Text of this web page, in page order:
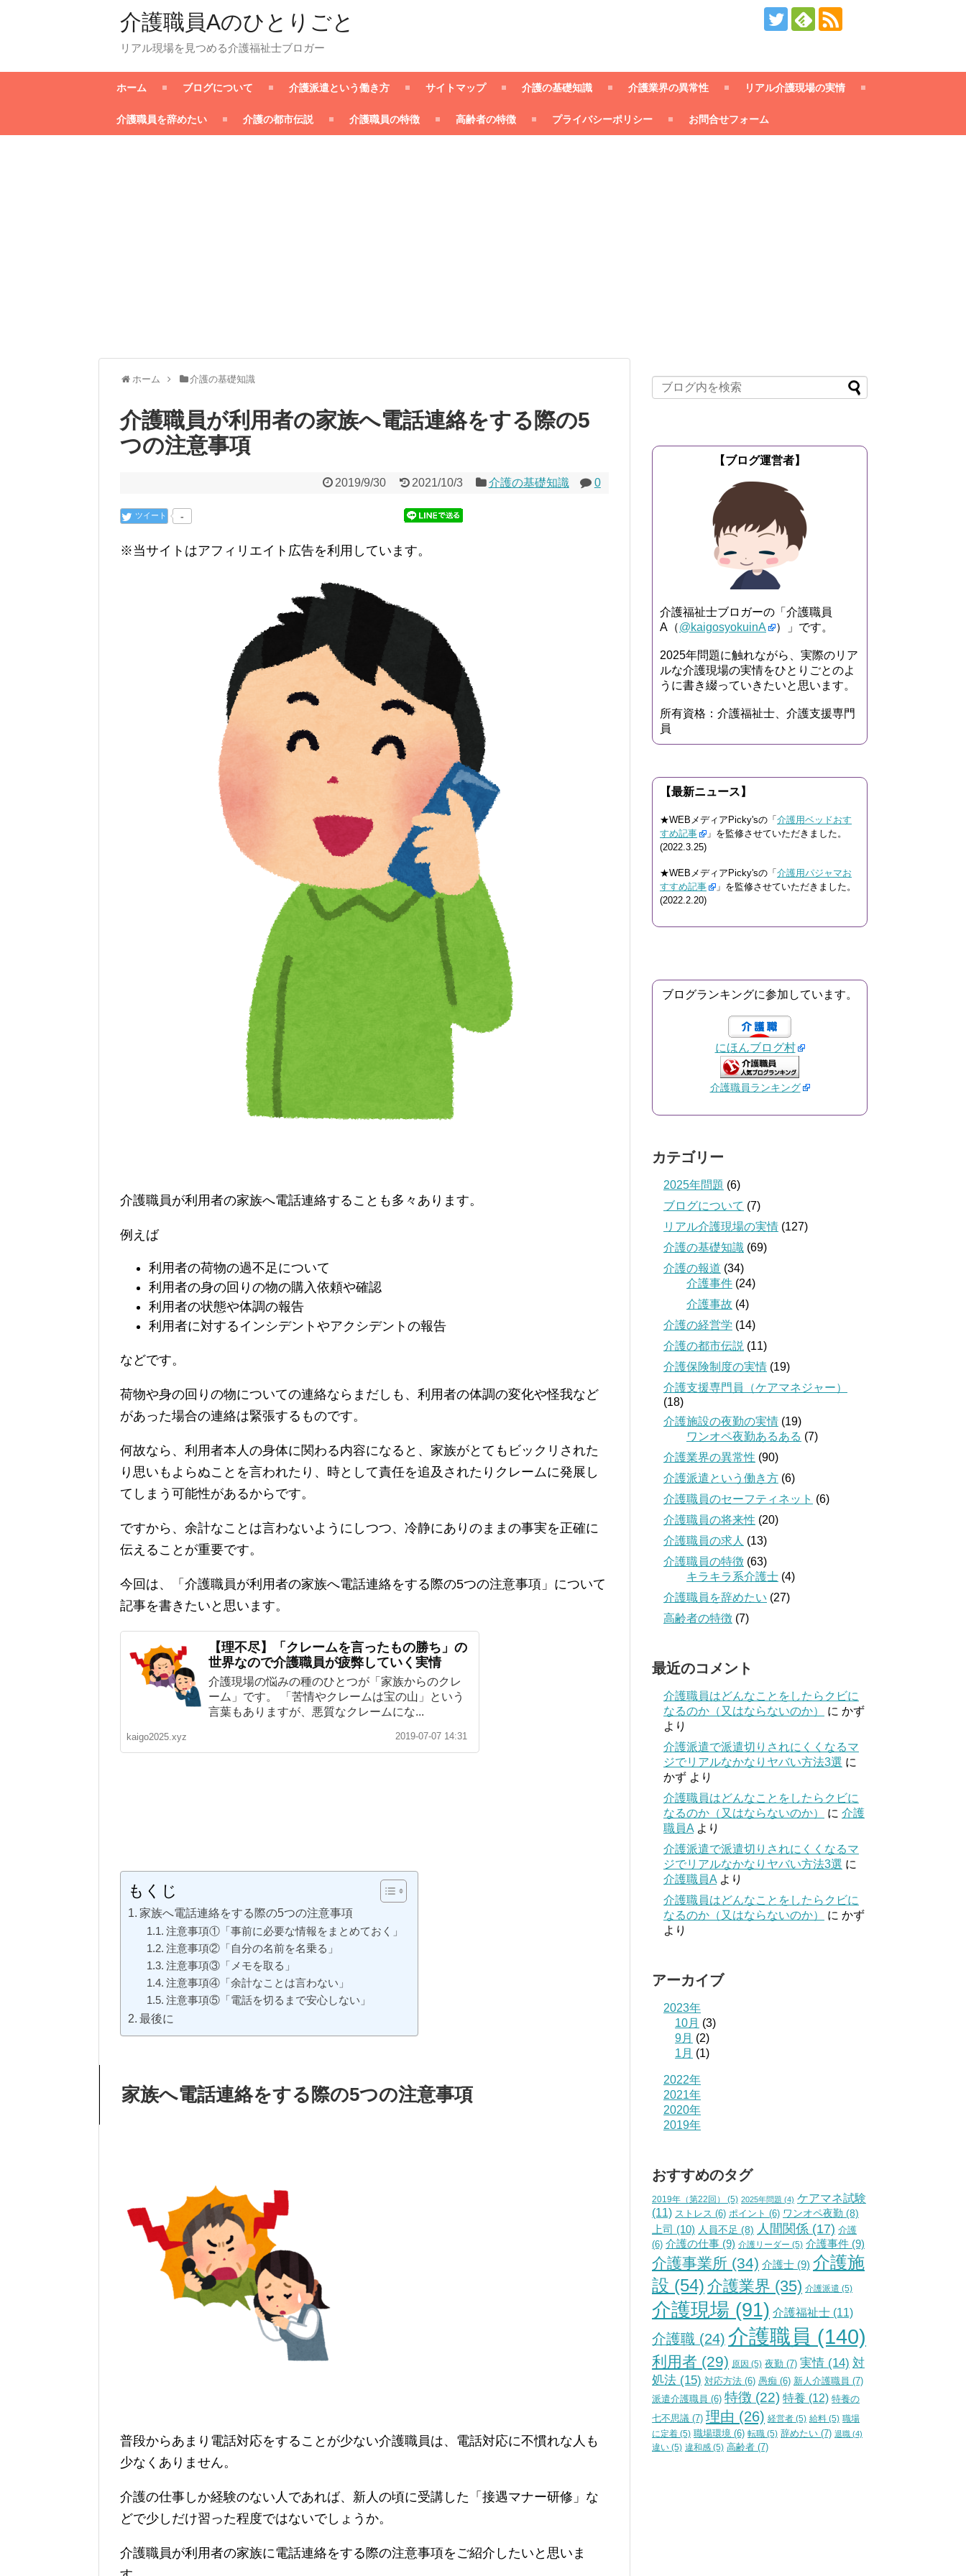
介護職員Aのひとりごと
リアル現場を見つめる介護福祉士ブロガー
ホーム ブログについて 介護派遣という働き方 サイトマップ 介護の基礎知識 介護業界の異常性 リアル介護現場の実情
介護職員を辞めたい 介護の都市伝説 介護職員の特徴 高齢者の特徴 プライバシーポリシー お問合せフォーム
ホーム 介護の基礎知識
介護職員が利用者の家族へ電話連絡をする際の5
つの注意事項
2019/9/30 2021/10/3 介護の基礎知識 0
-
ツイート
※当サイトはアフィリエイト広告を利用しています。
介護職員が利用者の家族へ電話連絡することも多々あります。
例えば
利用者の荷物の過不足について
利用者の身の回りの物の購入依頼や確認
利用者の状態や体調の報告
利用者に対するインシデントやアクシデントの報告
などです。
荷物や身の回りの物についての連絡ならまだしも、利用者の体調の変化や怪我など
があった場合の連絡は緊張するものです。
何故なら、利用者本人の身体に関わる内容になると、家族がとてもビックリされた
り思いもよらぬことを言われたり、時として責任を追及されたりクレームに発展し
てしまう可能性があるからです。
ですから、余計なことは言わないようにしつつ、冷静にありのままの事実を正確に
伝えることが重要です。
今回は、「介護職員が利用者の家族へ電話連絡をする際の5つの注意事項」について
記事を書きたいと思います。
【理不尽】「クレームを言ったもの勝ち」の
世界なので介護職員が疲弊していく実情
介護現場の悩みの種のひとつが「家族からのクレ
ーム」です。 「苦情やクレームは宝の山」という
言葉もありますが、悪質なクレームにな...
kaigo2025.xyz 2019-07-07 14:31
もくじ
家族へ電話連絡をする際の5つの注意事項
注意事項①「事前に必要な情報をまとめておく」
注意事項②「自分の名前を名乗る」
注意事項③「メモを取る」
注意事項④「余計なことは言わない」
注意事項⑤「電話を切るまで安心しない」
最後に
家族へ電話連絡をする際の5つの注意事項
普段からあまり電話対応をすることが少ない介護職員は、電話対応に不慣れな人も
少なくありません。
介護の仕事しか経験のない人であれば、新人の頃に受講した「接遇マナー研修」な
どで少しだけ習った程度ではないでしょうか。
介護職員が利用者の家族に電話連絡をする際の注意事項をご紹介したいと思いま
【ブログ運営者】
介護福祉士ブロガーの「介護職員
A（@kaigosyokuinA ）」です。
2025年問題に触れながら、実際のリア
ルな介護現場の実情をひとりごとのよ
うに書き綴っていきたいと思います。
所有資格：介護福祉士、介護支援専門
員
【最新ニュース】
★WEBメディアPicky'sの「 介護用ベッドおす
すめ記事
」を監修させていただきました。
(2022.3.25)
★WEBメディアPicky'sの「 介護用パジャマお
すすめ記事
」を監修させていただきました。
(2022.2.20)
ブログランキングに参加しています。
にほんブログ村
介護職員ランキング
カテゴリー
2025年問題 (6)
ブログについて (7)
リアル介護現場の実情 (127)
介護の基礎知識 (69)
介護の報道 (34)
介護事件 (24)
介護事故 (4)
介護の経営学 (14)
介護の都市伝説 (11)
介護保険制度の実情 (19)
介護支援専門員（ケアマネジャー）
(18)
介護施設の夜勤の実情 (19)
ワンオペ夜勤あるある (7)
介護業界の異常性 (90)
介護派遣という働き方 (6)
介護職員のセーフティネット (6)
介護職員の将来性 (20)
介護職員の求人 (13)
介護職員の特徴 (63)
キラキラ系介護士 (4)
介護職員を辞めたい (27)
高齢者の特徴 (7)
最近のコメント
介護職員はどんなことをしたらクビに
なるのか（又はならないのか）
に かず
より
介護派遣で派遣切りされにくくなるマ
ジでリアルなかなりヤバい方法3選 に
かず より
介護職員はどんなことをしたらクビに
なるのか（又はならないのか）
に 介護
職員A より
介護派遣で派遣切りされにくくなるマ
ジでリアルなかなりヤバい方法3選 に
介護職員A より
介護職員はどんなことをしたらクビに
なるのか（又はならないのか）
に かず
より
アーカイブ
2023年
10月 (3)
9月 (2)
1月 (1)
2022年
2021年
2020年
2019年
おすすめのタグ
2019年（第22回） (5) 2025年問題 (4) ケアマネ試験
(11) ストレス (6) ポイント (6) ワンオペ夜勤 (8)
上司 (10) 人員不足 (8) 人間関係 (17) 介護
(6) 介護の仕事 (9) 介護リーダー (5) 介護事件 (9)
介護事業所 (34) 介護士 (9) 介護施
設 (54) 介護業界 (35) 介護派遣 (5)
介護現場 (91) 介護福祉士 (11)
介護職 (24) 介護職員 (140)
利用者 (29) 原因 (5) 夜勤 (7) 実情 (14) 対
処法 (15) 対応方法 (6) 愚痴 (6) 新人介護職員 (7)
派遣介護職員 (6) 特徴 (22) 特養 (12) 特養の
七不思議 (7) 理由 (26) 経営者 (5) 給料 (5) 職場
に定着 (5) 職場環境 (6) 転職 (5) 辞めたい (7) 退職 (4)
違い (5) 違和感 (5) 高齢者 (7)